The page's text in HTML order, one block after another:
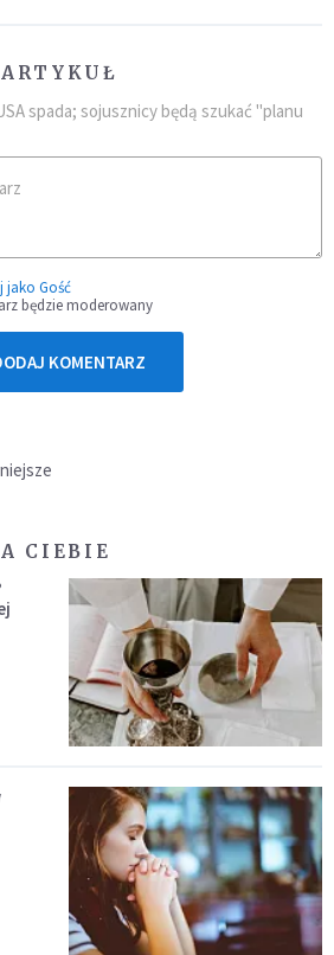
spada; sojusznicy będą szukać "planu
jako Gość
będzie moderowany
KOMENTARZ
CIEBIE